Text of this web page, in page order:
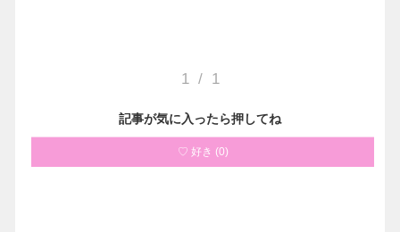
1 / 1
記事が気に入ったら押してね
♡ 好き (0)